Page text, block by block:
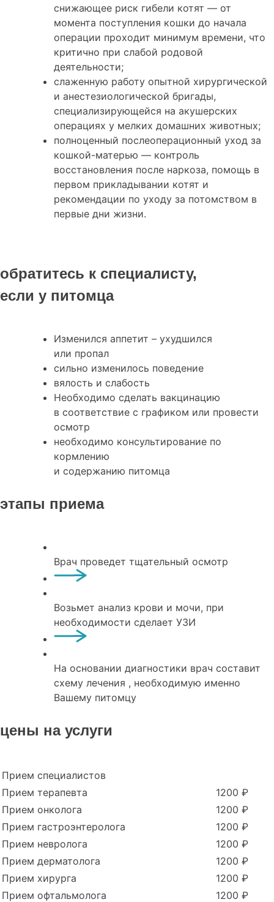
снижающее риск гибели котят — от
момента поступления кошки до начала
операции проходит минимум времени, что
критично при слабой родовой
деятельности;
слаженную работу опытной хирургической
и анестезиологической бригады,
специализирующейся на акушерских
операциях у мелких домашних животных;
полноценный послеоперационный уход за
кошкой-матерью — контроль
восстановления после наркоза, помощь в
первом прикладывании котят и
рекомендации по уходу за потомством в
первые дни жизни.
обратитесь к специалисту,
если у питомца
Изменился аппетит – ухудшился
или пропал
сильно изменилось поведение
вялость и слабость
Необходимо сделать вакцинацию
в соответствие с графиком или провести
осмотр
необходимо консультирование по
кормлению
и содержанию питомца
этапы приема
Врач проведет тщательный осмотр
Возьмет анализ крови и мочи, при
необходимости сделает УЗИ
На основании диагностики врач составит
схему лечения , необходимую именно
Вашему питомцу
цены на услуги
Прием специалистов
Прием терапевта
1200 ₽
Прием онколога
1200 ₽
Прием гастроэнтеролога
1200 ₽
Прием невролога
1200 ₽
Прием дерматолога
1200 ₽
Прием хирурга
1200 ₽
Прием офтальмолога
1200 ₽